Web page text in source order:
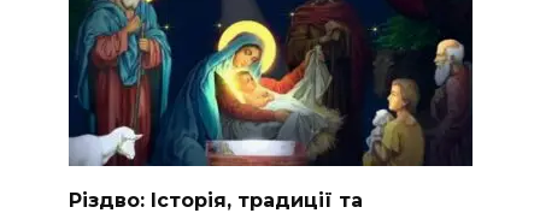
Різдво: Історія, традиції та